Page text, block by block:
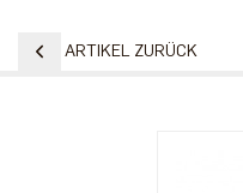
ARTIKEL ZURÜCK